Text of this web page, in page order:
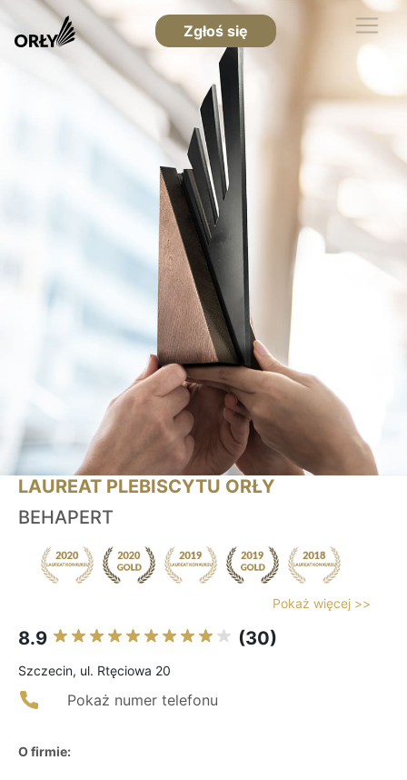
Zgłoś się
LAUREAT PLEBISCYTU ORŁY
BEHAPERT
Pokaż więcej >>
8.9 (30)
Szczecin, ul. Rtęciowa 20
Pokaż numer telefonu
O firmie: